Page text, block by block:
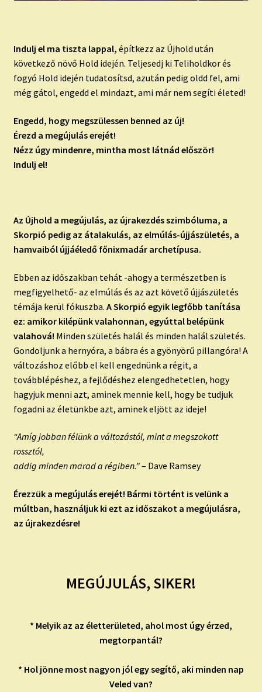
Indulj el ma tiszta lappal, építkezz az Újhold után
következő növő Hold idején. Teljesedj ki Teliholdkor és
fogyó Hold idején tudatosítsd, azután pedig oldd fel, ami
még gátol, engedd el mindazt, ami már nem segíti életed!
Engedd, hogy megszülessen benned az új!
Érezd a megújulás erejét!
Nézz úgy mindenre, mintha most látnád először!
Indulj el!
Az Újhold a megújulás, az újrakezdés szimbóluma, a
Skorpió pedig az átalakulás, az elmúlás-újjászületés, a
hamvaiból újjáéledő főnixmadár archetípusa.
Ebben az időszakban tehát -ahogy a természetben is
megfigyelhető- az elmúlás és az azt követő újjászületés
témája kerül fókuszba. A Skorpió egyik legfőbb tanítása
ez: amikor kilépünk valahonnan, egyúttal belépünk
valahová! Minden születés halál és minden halál születés.
Gondoljunk a hernyóra, a bábra és a gyönyörű pillangóra! A
változáshoz előbb el kell engednünk a régit, a
továbblépéshez, a fejlődéshez elengedhetetlen, hogy
hagyjuk menni azt, aminek mennie kell, hogy be tudjuk
fogadni az életünkbe azt, aminek eljött az ideje!
“Amíg jobban félünk a változástól, mint a megszokott
rossztól,
addig minden marad a régiben.”– Dave Ramsey
Érezzük a megújulás erejét! Bármi történt is velünk a
múltban, használjuk ki ezt az időszakot a megújulásra,
az újrakezdésre!
MEGÚJULÁS, SIKER!
* Melyik az az életterületed, ahol most úgy érzed,
megtorpantál?
* Hol jönne most nagyon jól egy segítő, aki minden nap
Veled van?